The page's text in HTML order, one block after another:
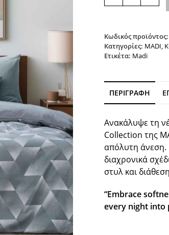
ποσότητα
Κωδικός
Κατηγορίες: MADI,
Ετικέτα: Madi
ΠΕΡΙΓΡΑΦΉ
Ανακάλυψε τη
Collection της
απόλυτη άνεση.
διαχρονικά
στυλ και
“Embrace
every night into